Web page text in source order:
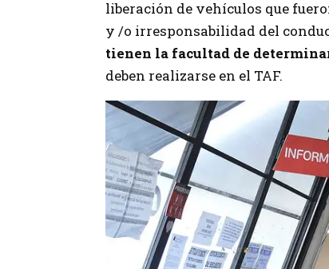
liberación de vehículos que
y /o irresponsabilidad del
tienen la facultad de
deben realizarse en el TAF.